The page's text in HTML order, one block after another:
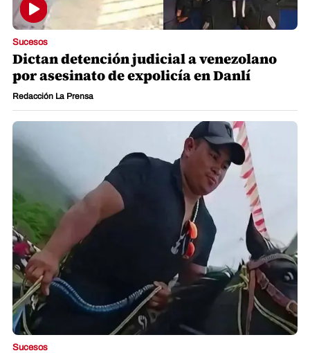
Sucesos
Dictan detención judicial a venezolano
por asesinato de expolicía en Danlí
Redacción La Prensa
Sucesos